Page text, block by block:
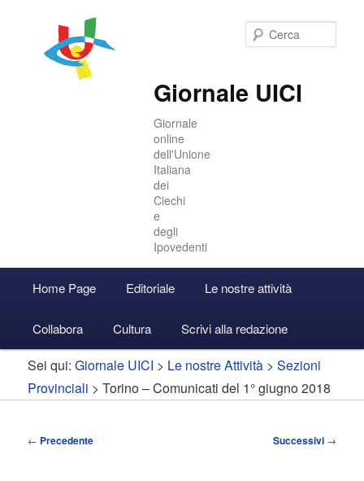
Giornale UICI
Giornale
online
dell'Unione
Italiana
dei
Ciechi
e
degli
Ipovedenti
principale
Vai
al
contenuto
Vai
al
contenuto
Accedi
Home Page Editoriale Le nostre attività
Collabora Cultura Scrivi alla redazione
Sei qui:Giornale UICI > Le nostre Attività >Sezioni
Provinciali > Torino – Comunicati del 1° giugno 2018
Navigazione
← Precedente Successivi →